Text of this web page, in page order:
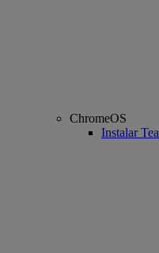
ChromeOS
Instalar